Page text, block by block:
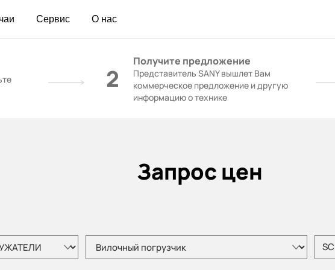
Сервис О нас
2
Получите предложение
Представитель SANY вышлет Вам
коммерческое предложение и другую
информацию о технике
Запрос цен